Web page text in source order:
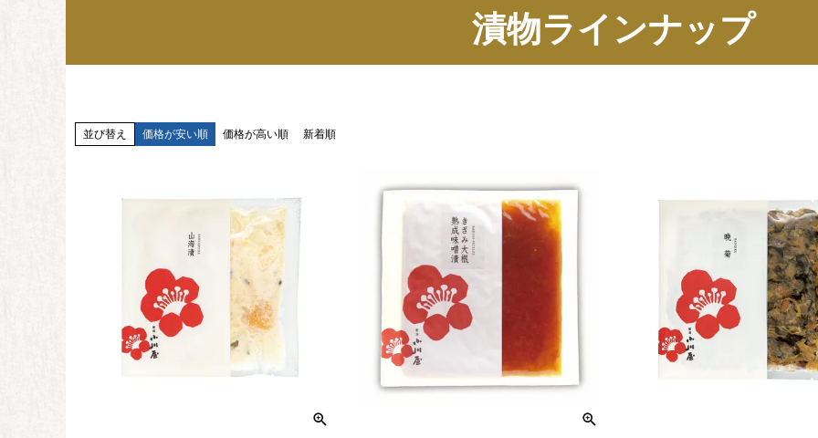
漬物ラインナップ
並び替え 価格が安い順 価格が高い順 新着順